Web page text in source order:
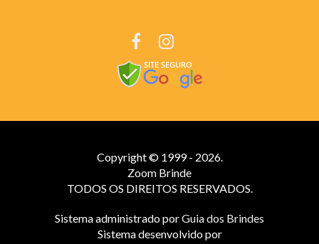
Copyright © 1999 - 2026.
Zoom Brinde
TODOS OS DIREITOS RESERVADOS.
Sistema administrado porGuia dos Brindes
Sistema desenvolvido por